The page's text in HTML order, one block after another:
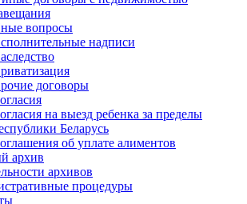
вопросы
надписи
договоры
на выезд ребенка за пределы
Беларусь
об уплате алиментов
архив
архивов
процедуры